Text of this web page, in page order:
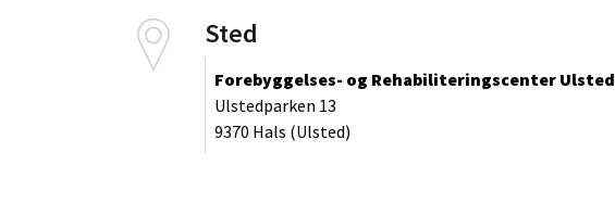
Sted
Forebyggelses- og Rehabiliteringscenter Ulsted
Ulstedparken 13
9370 Hals (Ulsted)